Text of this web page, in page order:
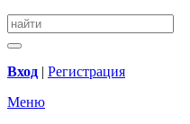
Вход | Регистрация
Меню